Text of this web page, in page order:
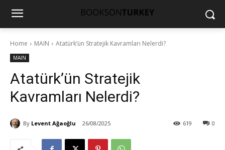
Home MAIN Atatürk’ün Stratejik Kavramları Nelerdi?
MAIN
Atatürk’ün Stratejik
Kavramları Nelerdi?
By Levent Ağaoğlu 26/08/2025 0
619